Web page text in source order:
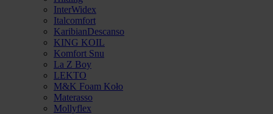
InterWidex
Italcomfort
KaribianDescanso
KING KOIL
Komfort Snu
La Z Boy
LEKTO
M&K Foam Koło
Materasso
Mollyflex